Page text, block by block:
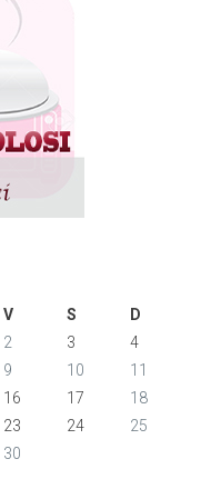
V S
D
2 3
4
9 10
11
16 17
18
23 24
25
30